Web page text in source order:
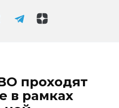
проходят
в рамках